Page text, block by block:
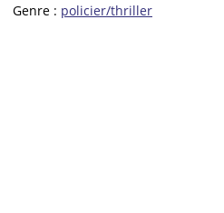
Genre : policier/thriller